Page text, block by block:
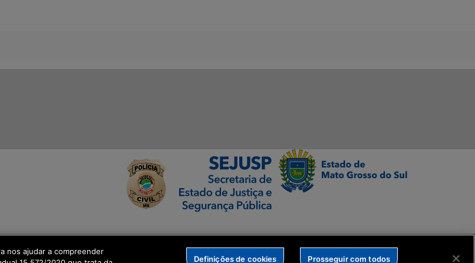
nos ajudar a compreender
Definições de cookies Prosseguir com todos